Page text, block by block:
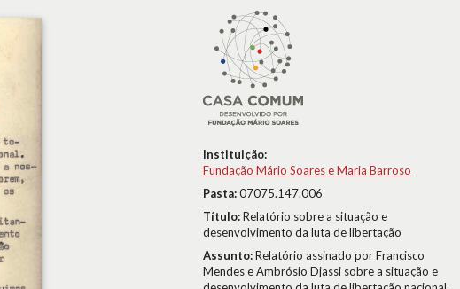
Instituição:
Fundação Mário Soares e Maria Barroso
Pasta:07075.147.006
Título:Relatório sobre a situação e
desenvolvimento da luta de libertação
Assunto:Relatório assinado por Francisco
Mendes e Ambrósio Djassi sobre a situação e